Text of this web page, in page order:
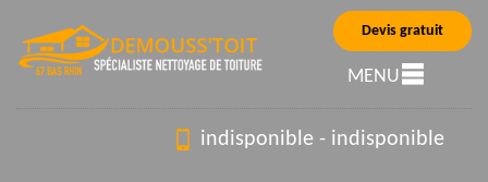
Devis gratuit
MENU
indisponible - indisponible